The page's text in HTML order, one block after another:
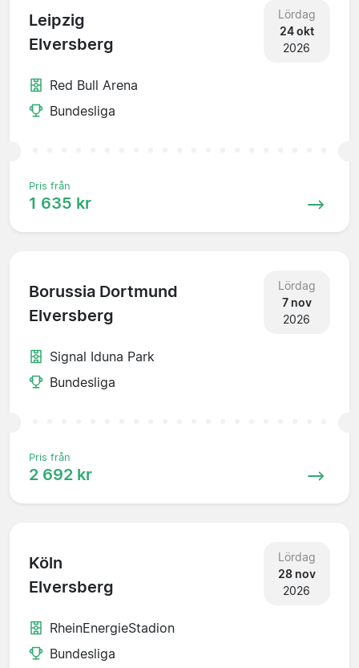
Leipzig
Elversberg
Lördag
24 okt
2026
Red Bull Arena
Bundesliga
Pris från
1 635 kr
Borussia Dortmund
Elversberg
Lördag
7 nov
2026
Signal Iduna Park
Bundesliga
Pris från
2 692 kr
Köln
Elversberg
Lördag
28 nov
2026
RheinEnergieStadion
Bundesliga